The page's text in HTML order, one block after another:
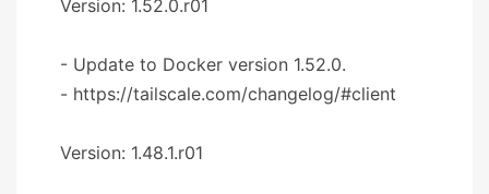
Version: 1.52.0.r01
- Update to Docker version 1.52.0.
- https://tailscale.com/changelog/#client
Version: 1.48.1.r01